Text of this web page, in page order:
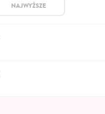
NAJWYŻSZE